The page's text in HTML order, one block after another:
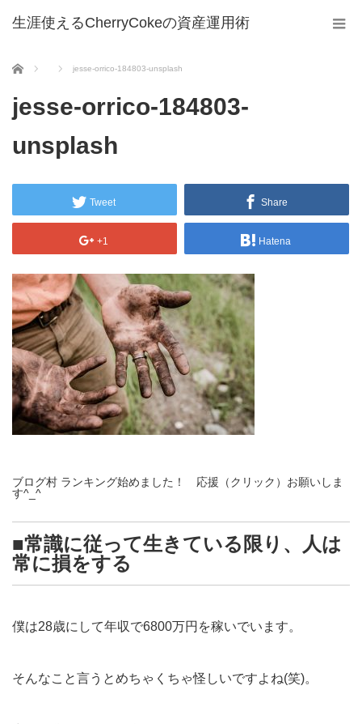
生涯使えるCherryCokeの資産運用術
ホーム jesse-orrico-184803-unsplash
jesse-orrico-184803-
unsplash
Tweet Share
+1 Hatena
ブログ村 ランキング始めました！ 応援（クリック）お願いしま
す^_^
■常識に従って生きている限り、人は
常に損をする
僕は28歳にして年収で6800万円を稼いでいます。
そんなこと言うとめちゃくちゃ怪しいですよね(笑)。